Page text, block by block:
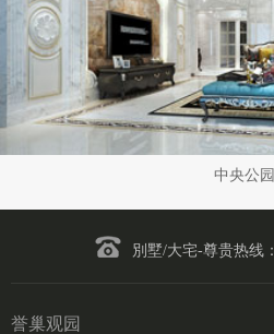
中央公园
別墅/大宅-尊贵热线：
誉巢观园